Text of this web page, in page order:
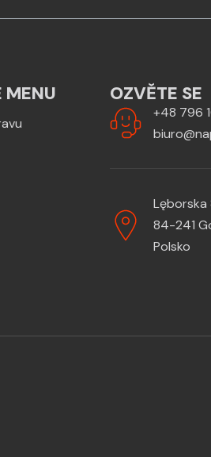
MENU OZVĚTE SE
+48 796
Lęborska
84-241
Polsko